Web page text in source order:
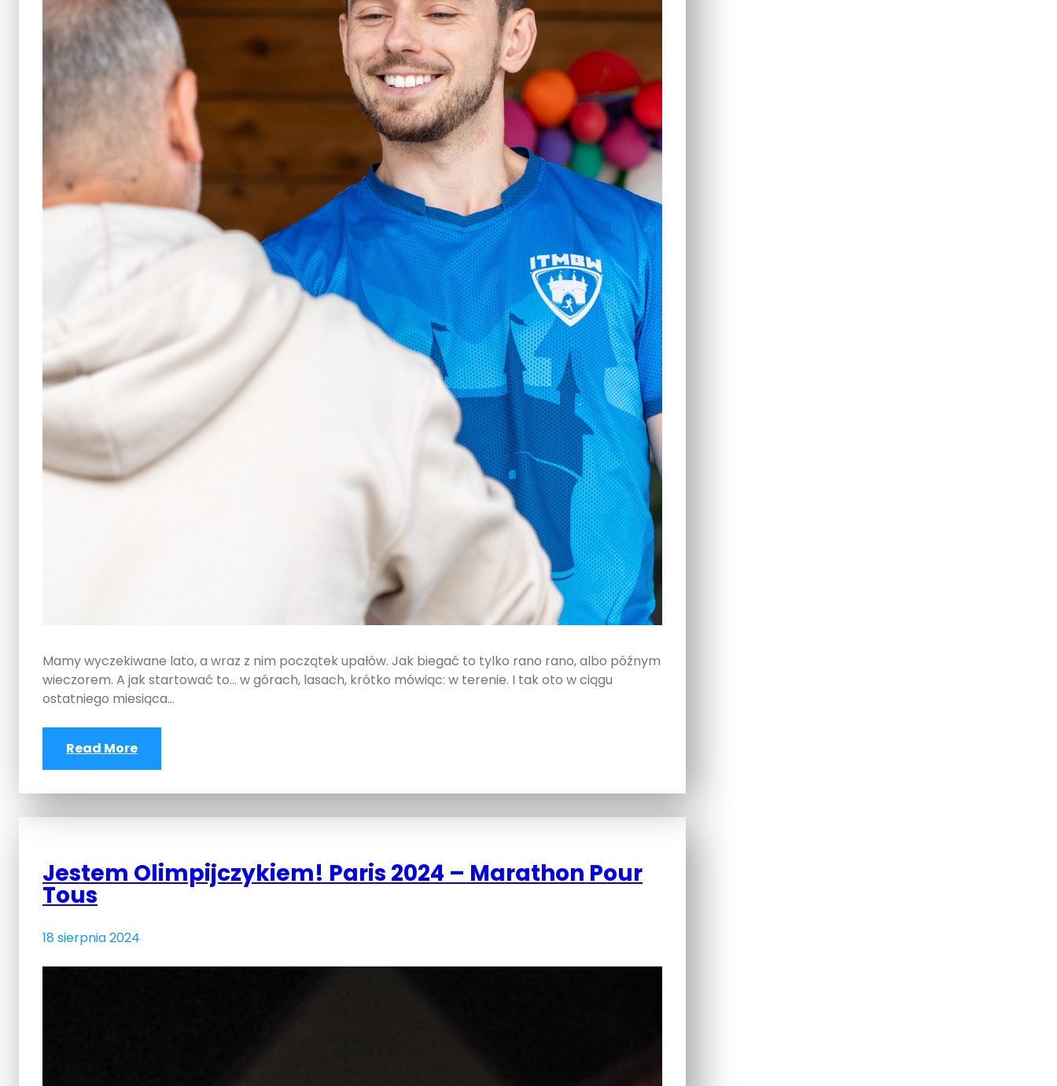
Mamy wyczekiwane lato, a wraz z nim początek upałów. Jak biegać to tylko rano rano, albo późnym
wieczorem. A jak startować to… w górach, lasach, krótko mówiąc: w terenie. I tak oto w ciągu
ostatniego miesiąca…
Read More
Jestem Olimpijczykiem! Paris 2024 – Marathon Pour
Tous
18 sierpnia 2024